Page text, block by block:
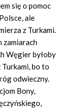
się o pomoc
ale
z Turkami.
zamiarach
Węgier byłoby
Turkami, bo to
odwieczny.
Bony,